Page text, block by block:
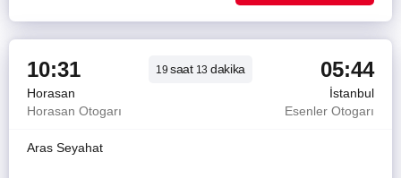
10:31 19saat13 dakika 05:44
Horasan
İstanbul
Horasan Otogarı
Esenler Otogarı
Aras Seyahat